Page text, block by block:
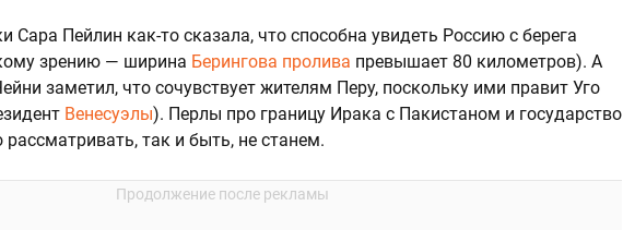
Сара Пейлин как-то сказала, что способна увидеть Россию с берега
зрению — ширина Берингова пролива превышает 80 километров). А
заметил, что сочувствует жителям Перу, поскольку ими правит Уго
Венесуэлы). Перлы про границу Ирака с Пакистаном и государство
рассматривать, так и быть, не станем.